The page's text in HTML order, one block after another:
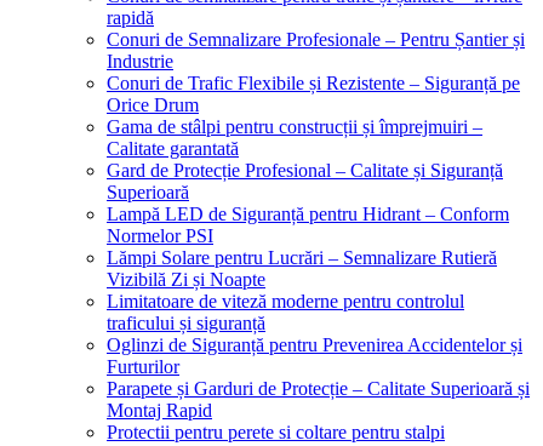
rapidă
Conuri de Semnalizare Profesionale – Pentru Șantier și
Industrie
Conuri de Trafic Flexibile și Rezistente – Siguranță pe
Orice Drum
Gama de stâlpi pentru construcții și împrejmuiri –
Calitate garantată
Gard de Protecție Profesional – Calitate și Siguranță
Superioară
Lampă LED de Siguranță pentru Hidrant – Conform
Normelor PSI
Lămpi Solare pentru Lucrări – Semnalizare Rutieră
Vizibilă Zi și Noapte
Limitatoare de viteză moderne pentru controlul
traficului și siguranță
Oglinzi de Siguranță pentru Prevenirea Accidentelor și
Furturilor
Parapete și Garduri de Protecție – Calitate Superioară și
Montaj Rapid
Protectii pentru perete si coltare pentru stalpi